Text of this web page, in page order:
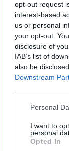
opt-out request
interest-based
us or personal
your opt-out.
disclosure of
IAB’s list of
also be
Downstream
Please note
not limited to
grant or deny
use your data
Personal
I want to
personal
Opted In